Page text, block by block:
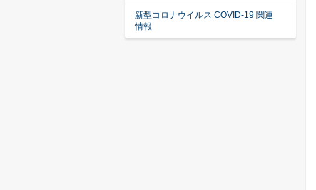
新型コロナウイルス COVID-19 関連
情報